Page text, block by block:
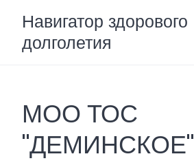
content
Навигатор здорового
долголетия
МОО ТОС
"ДЕМИНСКОЕ"